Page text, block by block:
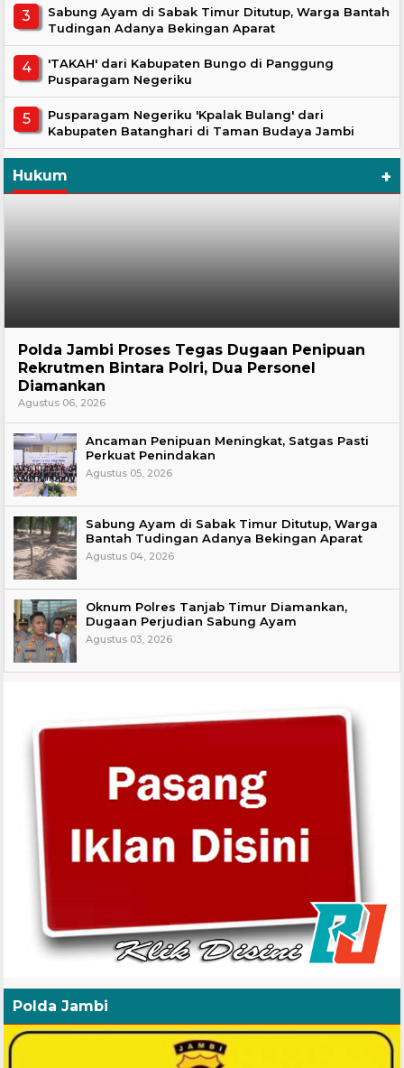
Sabung Ayam di Sabak Timur Ditutup, Warga Bantah
Tudingan Adanya Bekingan Aparat
'TAKAH' dari Kabupaten Bungo di Panggung
Pusparagam Negeriku
Pusparagam Negeriku 'Kpalak Bulang' dari
Kabupaten Batanghari di Taman Budaya Jambi
Hukum +
Polda Jambi Proses Tegas Dugaan Penipuan
Rekrutmen Bintara Polri, Dua Personel
Diamankan
Agustus 06, 2026
Ancaman Penipuan Meningkat, Satgas Pasti
Perkuat Penindakan
Agustus 05, 2026
Sabung Ayam di Sabak Timur Ditutup, Warga
Bantah Tudingan Adanya Bekingan Aparat
Agustus 04, 2026
Oknum Polres Tanjab Timur Diamankan,
Dugaan Perjudian Sabung Ayam
Agustus 03, 2026
Polda Jambi